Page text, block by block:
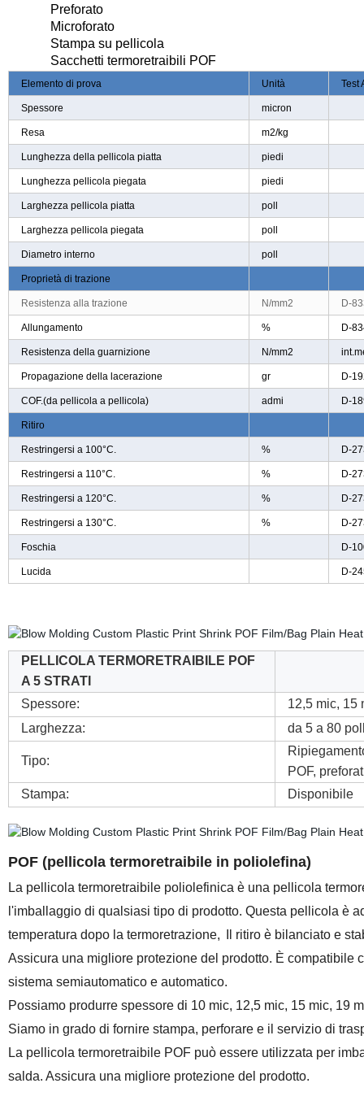
Preforato
Microforato
Stampa su pellicola
Sacchetti termoretraibili POF
Elemento di prova Unità Test
Spessore micron
Resa m2/kg
Lunghezza della pellicola piatta piedi
Lunghezza pellicola piegata piedi
Larghezza pellicola piatta poll
Larghezza pellicola piegata poll
Diametro interno poll
Proprietà di trazione
Resistenza alla trazione N/mm2 D-
Allungamento % D-
Resistenza della guarnizione N/mm2
Propagazione della lacerazione gr D-
COF.(da pellicola a pellicola) admi D-
Ritiro
Restringersi a 100°C. % D-
Restringersi a 110°C. % D-
Restringersi a 120°C. % D-
Restringersi a 130°C. % D-
Foschia D-
Lucida D-
PELLICOLA TERMORETRAIBILE POF
A 5 STRATI
Spessore:
12,5 mic,
Larghezza:
da 5 a 80
Tipo:
POF,
Stampa:
Disponibile
POF (pellicola termoretraibile in poliolefina)
La pellicola termoretraibile poliolefinica è una pellicola
l'imballaggio di qualsiasi tipo di prodotto. Questa pellicola è
temperatura dopo la termoretrazione,
Il ritiro è bilanciato e
Assicura una migliore protezione del prodotto. È compatibile
sistema semiautomatico e automatico.
Possiamo produrre spessore di 10 mic, 12,5 mic, 15 mic, 19
Siamo in grado di fornire stampa, perforare e il servizio di
La pellicola termoretraibile POF può essere utilizzata per
salda. Assicura una migliore protezione del prodotto.